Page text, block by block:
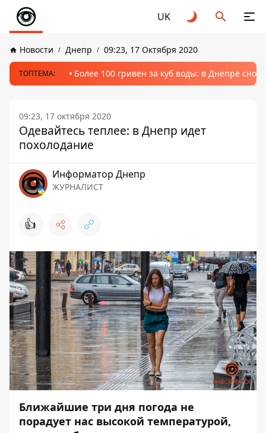
UK
Новости Днепр 09:23, 17 Октября 2020
ТОПТЕМА: Более 100 гривен за куб воды: в Днепре
09:23, 17 октября 2020
Одевайтесь теплее: в Днепр идет
похолодание
Информатор Днепр
ЖУРНАЛИСТ
👍
Ближайшие три дня погода не
порадует нас высокой температурой,